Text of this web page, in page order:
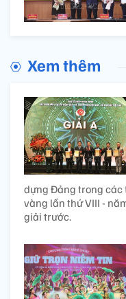
Xem thêm
dựng Đảng trong các
vàng lần thứ VIII -
giải trước.